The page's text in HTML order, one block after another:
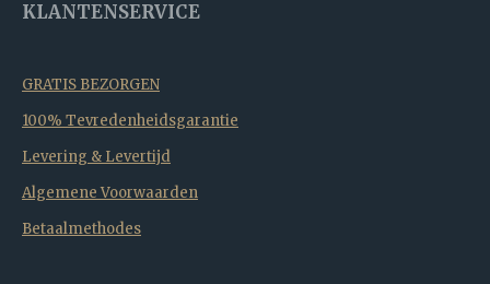
KLANTENSERVICE
GRATIS BEZORGEN
100% Tevredenheidsgarantie
Levering & Levertijd
Algemene Voorwaarden
Betaalmethodes